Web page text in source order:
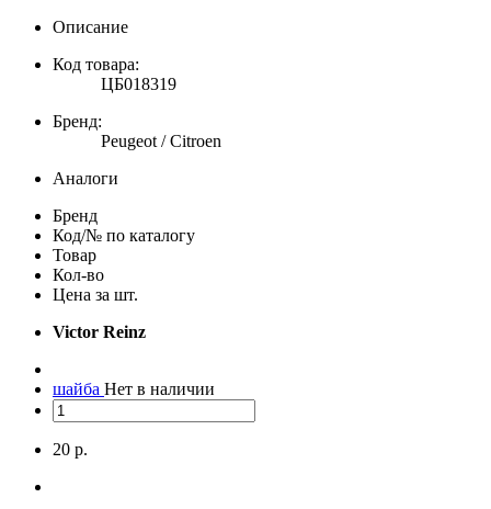
Описание
Код товара:
ЦБ018319
Бренд:
Peugeot / Citroen
Аналоги
Бренд
Код/№ по каталогу
Товар
Кол-во
Цена за шт.
Victor Reinz
шайба Нет в наличии
20 р.